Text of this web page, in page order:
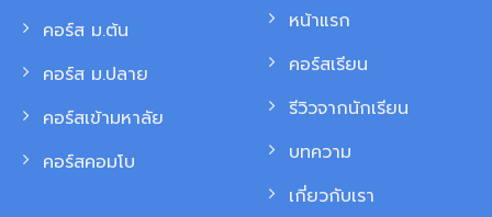
คอร์ส ม.ต้น
คอร์ส ม.ปลาย
คอร์สเข้ามหาลัย
คอร์สคอมโบ
หน้าแรก
คอร์สเรียน
รีวิวจากนักเรียน
บทความ
เกี่ยวกับเรา